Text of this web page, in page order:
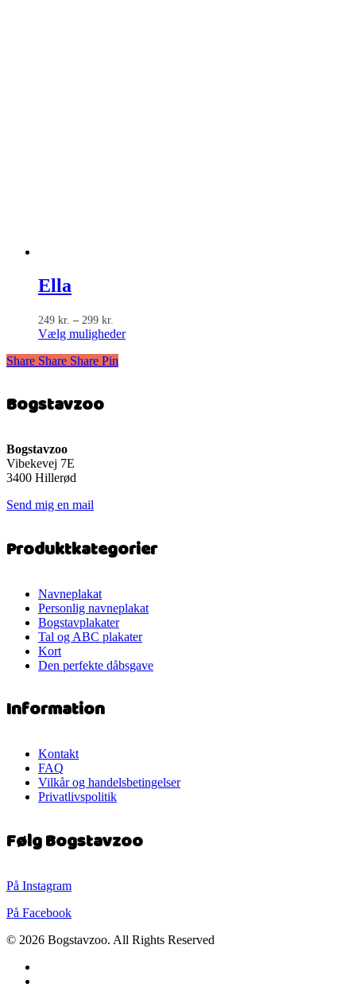
Ella
249 kr. – 299 kr.
249 kr.
til
299 kr.
Vælg mulighederDette
Share
Share Share Share Pin
Bogstavzoo
Bogstavzoo
Vibekevej 7E
3400 Hillerød
Send mig en mail
Produktkategorier
Navneplakat
Personlig navneplakat
Bogstavplakater
Tal og ABC plakater
Kort
Den perfekte dåbsgave
Information
Kontakt
FAQ
Vilkår og handelsbetingelser
Privatlivspolitik
Følg Bogstavzoo
På Instagram
På Facebook
© 2026 Bogstavzoo. All Rights Reserved